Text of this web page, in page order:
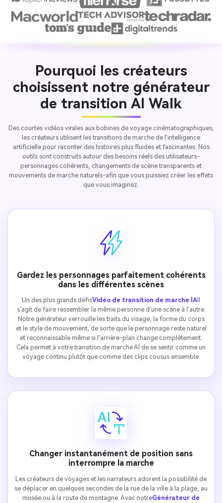
Pourquoi les créateurs
choisissent notre générateur
de transition AI Walk
Des courtes vidéos virales aux bobines de voyage cinématographiques,
les créateurs utilisent les transitions de marche de l'intelligence
artificielle pour raconter des histoires plus fluides et fascinantes. Nos
outils sont construits autour des besoins réels des utilisateurs-
personnages cohérents, changements de scène transparents et
mouvements de marche naturels-afin que vous puissiez créer les effets
que vous imaginez.
Gardez les personnages parfaitement cohérents
dans les différentes scènes
Un des plus grands défisVidéo de transition de marche IA
s'agit de faire ressembler la même personne d'une scène à l'autre.
Notre générateur verrouille les traits du visage, la forme du corps
et le style de mouvement, de sorte que le personnage reste naturel
et reconnaissable même si l'arrière-plan change complètement.
Cela permet à votre transition de marche AI de se sentir comme un
voyage continu plutôt que comme des clips cousus ensemble.
Changer instantanément de position sans
interrompre la marche
Les créateurs de voyages et les narrateurs adorent la possibilité de
se déplacer en quelques secondes de la rue de la ville à la plage, au
musée ou à la route de montagne. Avec notreGénérateur de